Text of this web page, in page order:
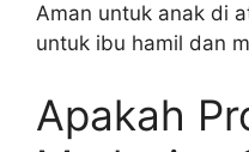
Aman untuk anak di
untuk ibu hamil dan
Apakah